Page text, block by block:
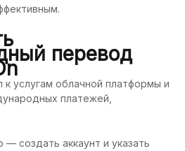
перевод
услугам облачной платформы и
платежей,
создать аккаунт и указать